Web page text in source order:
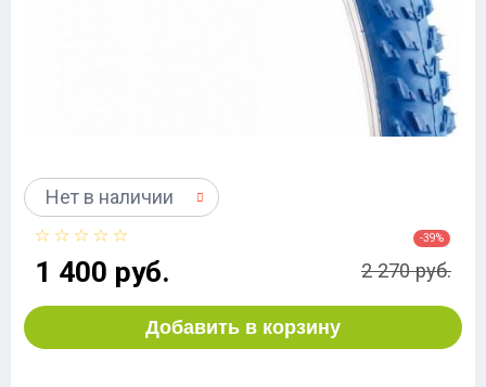
Нет в наличии
1 400 руб.
-39%
2 270 руб.
Добавить в корзину